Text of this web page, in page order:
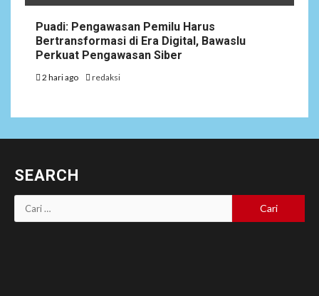
Puadi: Pengawasan Pemilu Harus
Bertransformasi di Era Digital, Bawaslu
Perkuat Pengawasan Siber
2 hari ago redaksi
SEARCH
Cari
untuk: